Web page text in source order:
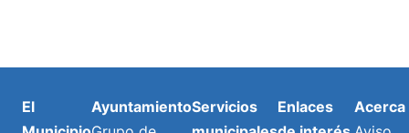
El
AyuntamientoServicios
Enlaces
Acerca